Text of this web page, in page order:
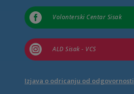
 Volonterski Centar Sisak
 ALD Sisak - VCS
Izjava o odricanju od odgovornosti